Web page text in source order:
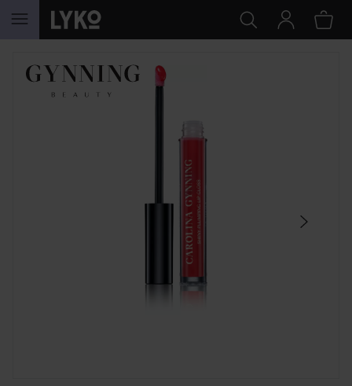
HOPPA TILL INNEHÅLLET
HOPPA ÖVER SEKTIONEN